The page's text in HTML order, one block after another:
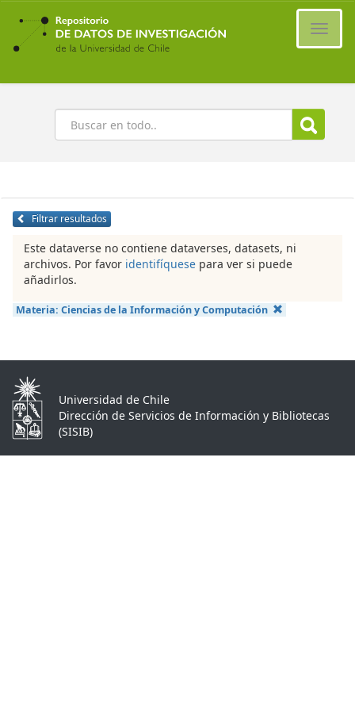
Ir
contenido
principal
Buscar
Filtrar resultados
Este dataverse no contiene dataverses, datasets, ni
archivos. Por favor identifíquese para ver si puede
añadirlos.
Materia: Ciencias de la Información y Computación
Universidad de Chile
Dirección de Servicios de Información y Bibliotecas
(SISIB)